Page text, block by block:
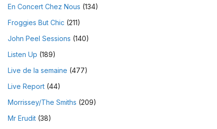
En Concert Chez Nous (134)
Froggies But Chic (211)
John Peel Sessions (140)
Listen Up (189)
Live de la semaine (477)
Live Report (44)
Morrissey/The Smiths (209)
Mr Erudit (38)